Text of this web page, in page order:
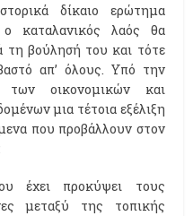
δίκαιο ερώτημα
καταλανικός λαός θα
τη βούλησή του και τότε
απ’ όλους. Υπό την
των οικονομικών και
μια τέτοια εξέλιξη
που προβάλλουν στον
έχει προκύψει τους
μεταξύ της τοπικής